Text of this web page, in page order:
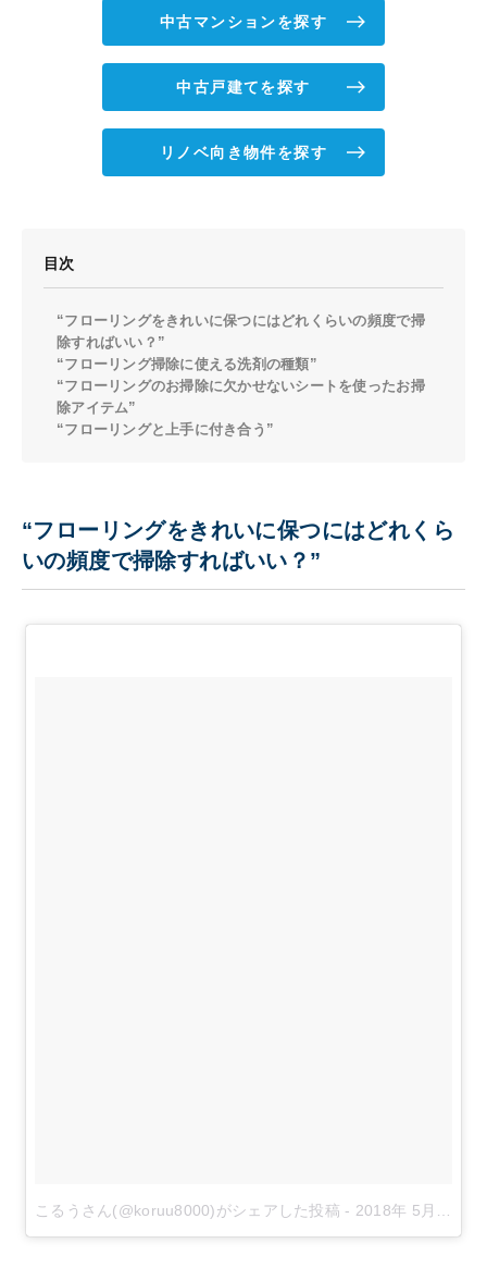
中古マンションを探す
中古戸建てを探す
リノベ向き物件を探す
目次
“フローリングをきれいに保つにはどれくらいの頻度で掃
除すればいい？”
“フローリング掃除に使える洗剤の種類”
“フローリングのお掃除に欠かせないシートを使ったお掃
除アイテム”
“フローリングと上手に付き合う”
“フローリングをきれいに保つにはどれくら
いの頻度で掃除すればいい？”
こるうさん(@koruu8000)がシェアした投稿 - 2018年 5月月19日午後10時08分PDT